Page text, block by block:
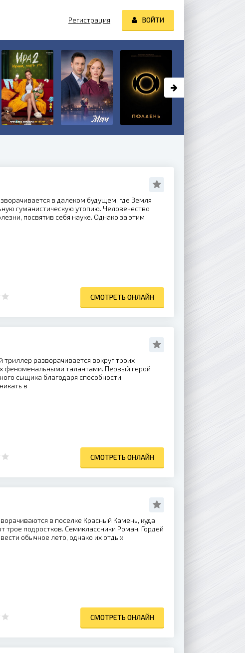
в далеком будущем, где Земля
гуманистическую утопию. Человечество
посвятив себя науке. Однако за этим
СМОТРЕТЬ ОНЛАЙН
триллер разворачивается вокруг троих
феноменальными талантами. Первый герой
сыщика благодаря способности
в
СМОТРЕТЬ ОНЛАЙН
в поселке Красный Камень, куда
трое подростков. Семиклассники Роман, Гордей
обычное лето, однако их отдых
СМОТРЕТЬ ОНЛАЙН
Регистрация ВОЙТИ